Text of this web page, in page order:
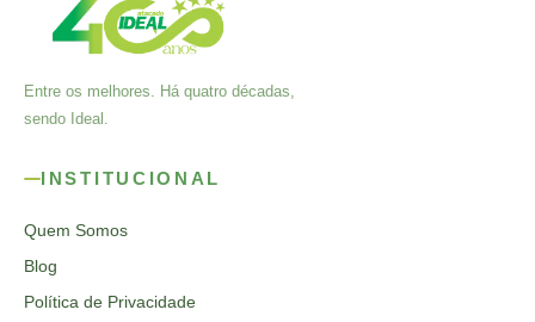
Entre os melhores. Há quatro décadas,
sendo Ideal.
INSTITUCIONAL
Quem Somos
Blog
Política de Privacidade